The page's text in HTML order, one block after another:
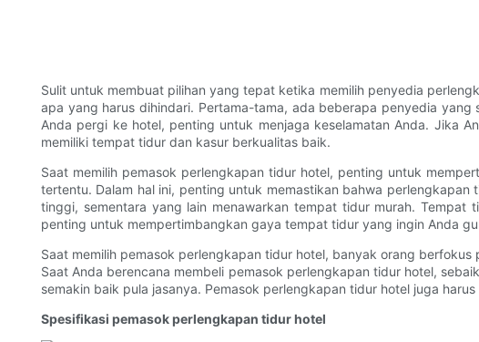
Sulit untuk membuat pilihan yang tepat ketika memilih penyedia
apa yang harus dihindari. Pertama-tama, ada beberapa penyedia
Anda pergi ke hotel, penting untuk menjaga keselamatan Anda. Jika
memiliki tempat tidur dan kasur berkualitas baik.
Saat memilih pemasok perlengkapan tidur hotel, penting untuk
tertentu. Dalam hal ini, penting untuk memastikan bahwa
tinggi, sementara yang lain menawarkan tempat tidur murah.
penting untuk mempertimbangkan gaya tempat tidur yang ingin Anda
Saat memilih pemasok perlengkapan tidur hotel, banyak orang
Saat Anda berencana membeli pemasok perlengkapan tidur hotel,
semakin baik pula jasanya. Pemasok perlengkapan tidur hotel juga
Spesifikasi pemasok perlengkapan tidur hotel